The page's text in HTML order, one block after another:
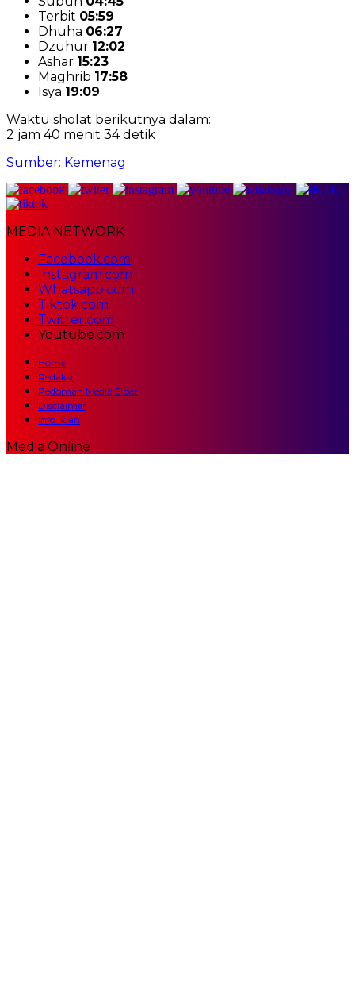
Terbit 05:59
Dhuha 06:27
Dzuhur 12:02
Ashar 15:23
Maghrib 17:58
Isya 19:09
Waktu sholat berikutnya dalam:
2 jam 40 menit 34 detik
Sumber: Kemenag
MEDIA NETWORK
Facebook.com
Instagram.com
Whatsapp.com
Tiktok.com
Twitter.com
Youtube.com
Home
Redaksi
Pedoman Media Siber
Disclaimer
Info Iklan
Media Online